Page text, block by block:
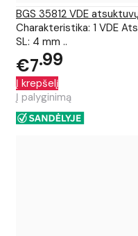
BGS 35812 VDE
Charakteristika: 1 VDE
SL: 4 mm ..
€7 99
Į krepšelį
Į palyginimą